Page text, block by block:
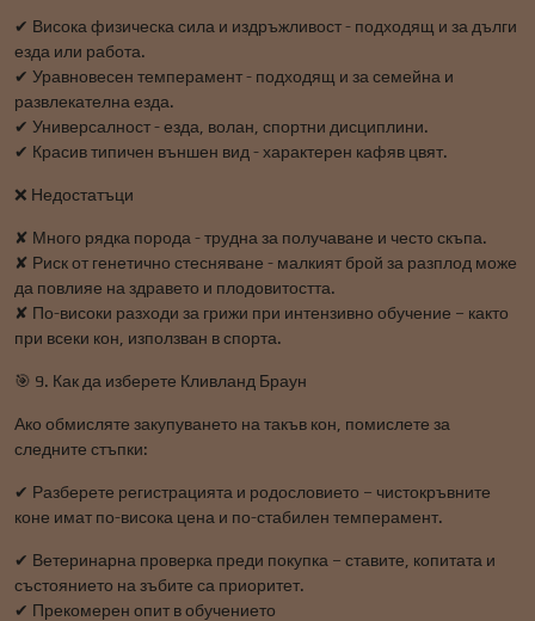
✔ Висока физическа сила и издръжливост - подходящ и за дълги
езда или работа.
✔ Уравновесен темперамент - подходящ и за семейна и
развлекателна езда.
✔ Универсалност - езда, волан, спортни дисциплини.
✔ Красив типичен външен вид - характерен кафяв цвят.
❌ Недостатъци
✘ Много рядка порода - трудна за получаване и често скъпа.
✘ Риск от генетично стесняване - малкият брой за разплод може
да повлияе на здравето и плодовитостта.
✘ По-високи разходи за грижи при интензивно обучение – както
при всеки кон, използван в спорта.
🎯 9. Как да изберете Кливланд Браун
Ако обмисляте закупуването на такъв кон, помислете за
следните стъпки:
✔ Разберете регистрацията и родословието – чистокръвните
коне имат по-висока цена и по-стабилен темперамент.
✔ Ветеринарна проверка преди покупка – ставите, копитата и
състоянието на зъбите са приоритет.
✔ Прекомерен опит в обучението